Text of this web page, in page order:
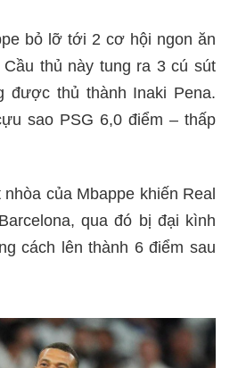
bỏ lỡ tới 2 cơ hội ngon ăn
thủ này tung ra 3 cú sút
được thủ thành Inaki Pena.
sao PSG 6,0 điểm – thấp
của Mbappe khiến Real
qua đó bị đại kình
cách lên thành 6 điểm sau